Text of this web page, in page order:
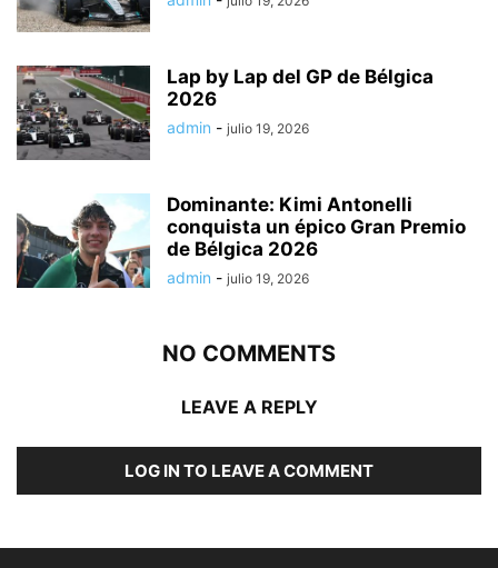
Lap by Lap del GP de Bélgica
2026
admin - julio 19, 2026
Dominante: Kimi Antonelli
conquista un épico Gran Premio
de Bélgica 2026
admin - julio 19, 2026
NO COMMENTS
LEAVE A REPLY
LOG IN TO LEAVE A COMMENT